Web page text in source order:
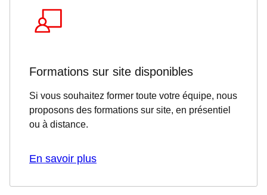
Formations sur site disponibles
Si vous souhaitez former toute votre équipe, nous
proposons des formations sur site, en présentiel
ou à distance.
En savoir plus